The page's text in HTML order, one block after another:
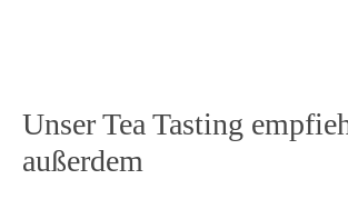
Unser Tea Tasting
außerdem